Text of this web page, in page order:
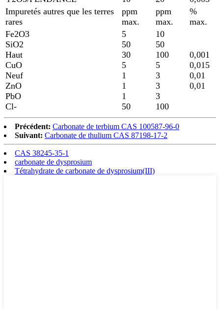
Impuretés autres que les terres
rares
ppm
max.
ppm
max.
%
max.
Fe2O3
SiO2
Haut
CuO
Neuf
ZnO
PbO
Cl-
5
50
30
5
1
1
1
50
10
50
100
5
3
3
3
100
0,001
0,015
0,01
0,01
Précédent: Carbonate de terbium CAS 100587-96-0
Suivant: Carbonate de thulium CAS 87198-17-2
CAS 38245-35-1
carbonate de dysprosium
Tétrahydrate de carbonate de dysprosium(III)